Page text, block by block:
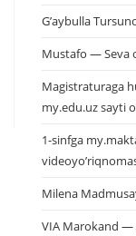
G’aybulla
Mustafo — Seva
Magistraturaga
my.edu.uz sayti
1-sinfga
Milena
VIA Marokand —